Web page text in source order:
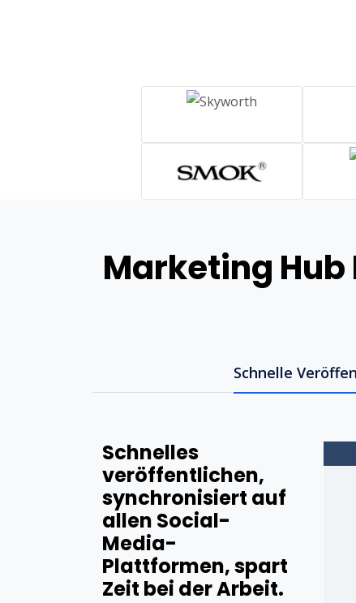
Marketing Hub
Schnelle
Schnelles
veröffentlichen,
synchronisiert auf
allen Social-
Media-
Plattformen, spart
Zeit bei der Arbeit.